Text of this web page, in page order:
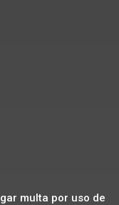
multa por uso de